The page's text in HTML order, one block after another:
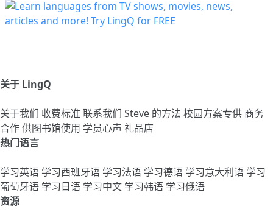
关于 LingQ
关于我们 收费标准 联系我们 Steve 的方法 校园方案专供 商务
合作供图书馆使用 学员心声 礼品店
热门语言
学习英语 学习西班牙语 学习法语 学习德语 学习意大利语 学习
葡萄牙语 学习日语 学习中文 学习韩语 学习俄语
资源